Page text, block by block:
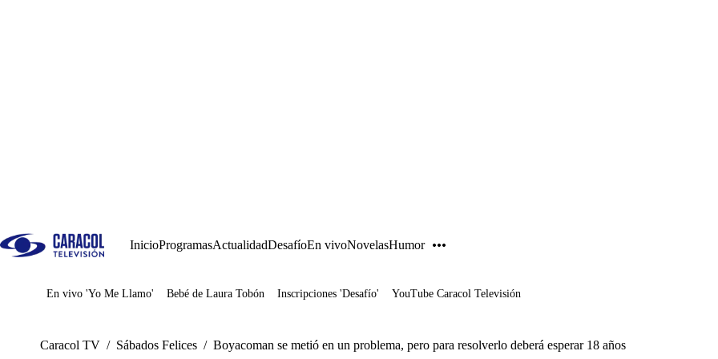
InicioProgramasActualidadDesafíoEn vivoNovelasHumor
Juegos
En vivo 'Yo Me Llamo' Bebé de Laura Tobón Inscripciones 'Desafío' YouTube Caracol Televisión
Caracol TV / Sábados Felices / Boyacoman se metió en un problema, pero para resolverlo deberá esperar 18 años